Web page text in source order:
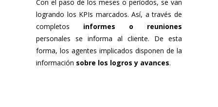
Con el paso de los meses o períodos, se van
logrando los KPIs marcados. Así, a través de
completos informes o reuniones
personales se informa al cliente. De esta
forma, los agentes implicados disponen de la
información sobre los logros y avances.